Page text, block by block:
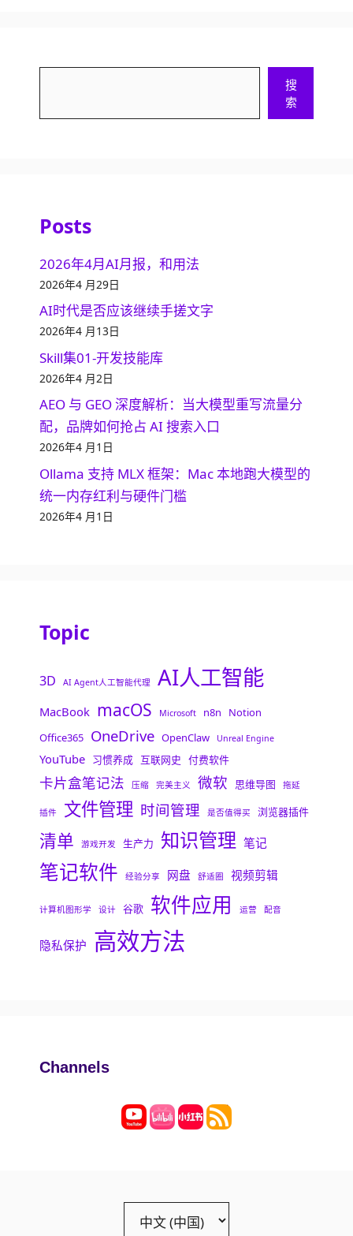
搜
索
Posts
2026年4月AI月报，和用法
2026年4 月29日
AI时代是否应该继续手搓文字
2026年4 月13日
Skill集01-开发技能库
2026年4 月2日
AEO 与 GEO 深度解析：当大模型重写流量分
配，品牌如何抢占 AI 搜索入口
2026年4 月1日
Ollama 支持 MLX 框架：Mac 本地跑大模型的
统一内存红利与硬件门槛
2026年4 月1日
Topic
3D AI Agent人工智能代理 AI人工智能
MacBook macOS Microsoft n8n
Notion
Office365 OneDrive OpenClaw Unreal Engine
YouTube 习惯养成 互联网史 付费软件
卡片盒笔记法 压缩 完美主义 微软 思维导图 拖延
插件 文件管理 时间管理 是否值得买 浏览器插件
清单 游戏开发 生产力 知识管理 笔记
笔记软件 经验分享 网盘 舒适圈 视频剪辑
计算机图形学 设计 谷歌 软件应用 运营 配音
隐私保护 高效方法
Channels